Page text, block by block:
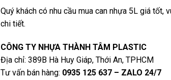
Quý khách có nhu cầu mua can nhựa 5L giá
chi tiết.
CÔNG TY NHỰA THÀNH TÂM PLASTIC
Địa chỉ: 389B Hà Huy Giáp, Thới An, TPHCM
Tư vấn bán hàng: 0935 125 637 – ZALO 24/7